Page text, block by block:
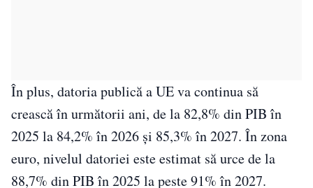
În plus, datoria publică a UE va continua să
crească în următorii ani, de la 82,8% din PIB în
2025 la 84,2% în 2026 şi 85,3% în 2027. În zona
euro, nivelul datoriei este estimat să urce de la
88,7% din PIB în 2025 la peste 91% în 2027.